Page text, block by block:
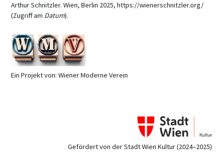
Arthur Schnitzler. Wien, Berlin 2025, https://wienerschnitzler.org/
(Zugriff am Datum).
Ein Projekt von: Wiener Moderne Verein
Gefördert von der Stadt Wien Kultur (2024–2025)